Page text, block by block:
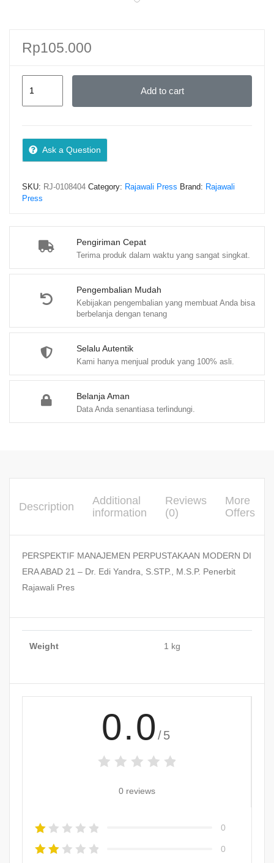
Pengiriman Cepat
Terima produk dalam waktu yang sangat singkat.
Pengembalian Mudah
Kebijakan pengembalian yang membuat Anda bisa
berbelanja dengan tenang
Selalu Autentik
Kami hanya menjual produk yang 100% asli.
Belanja Aman
Data Anda senantiasa terlindungi.
Rp105.000
DI
ERA
21
Dr.
S.STP.,
quantity
Add to cart
Ask a Question
SKU: RJ-0108404 Category: Rajawali Press Brand: Rajawali
Press
Description
Additional
information
Reviews
(0)
More
Offers
PERSPEKTIF MANAJEMEN PERPUSTAKAAN MODERN DI
ERA ABAD 21 – Dr. Edi Yandra, S.STP., M.S.P. Penerbit
Rajawali Pres
Weight 1 kg
0.0 /5
0 reviews
0
0